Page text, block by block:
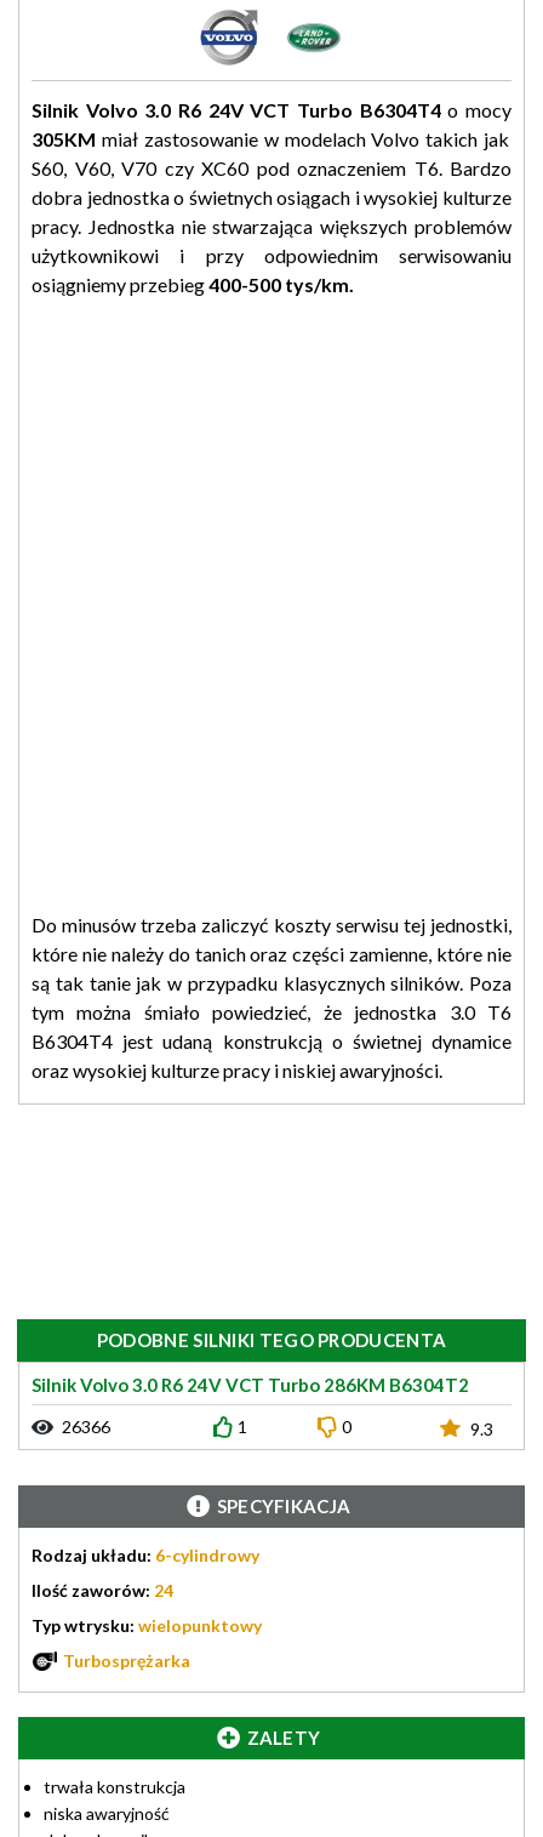
Silnik Volvo 3.0 R6 24V VCT Turbo B6304T4o mocy
305KM miał zastosowanie w modelach Volvo takich jak
S60, V60, V70 czy XC60 pod oznaczeniem T6. Bardzo
dobra jednostka o świetnych osiągach i wysokiej kulturze
pracy. Jednostka nie stwarzająca większych problemów
użytkownikowi i przy odpowiednim serwisowaniu
osiągniemy przebieg400-500 tys/km.
Do minusów trzeba zaliczyć koszty serwisu tej jednostki,
które nie należy do tanich oraz części zamienne, które nie
są tak tanie jak w przypadku klasycznych silników. Poza
tym można śmiało powiedzieć, że jednostka 3.0 T6
B6304T4 jest udaną konstrukcją o świetnej dynamice
oraz wysokiej kulturze pracy i niskiej awaryjności.
PODOBNE SILNIKI TEGO PRODUCENTA
Silnik Volvo 3.0 R6 24V VCT Turbo 286KM B6304T2
26366 1 0 9.3
SPECYFIKACJA
Rodzaj układu: 6-cylindrowy
Ilość zaworów: 24
Typ wtrysku: wielopunktowy
Turbosprężarka
ZALETY
trwała konstrukcja
niska awaryjność